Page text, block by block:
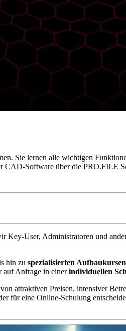
Sie lernen alle wichtigen
Software über die PRO.FILE
Key-User, Administratoren und
hin zu spezialisierten Aufbaukursen
auf Anfrage in einerindividuellen
attraktiven Preisen, intensiver
für eine Online-Schulung